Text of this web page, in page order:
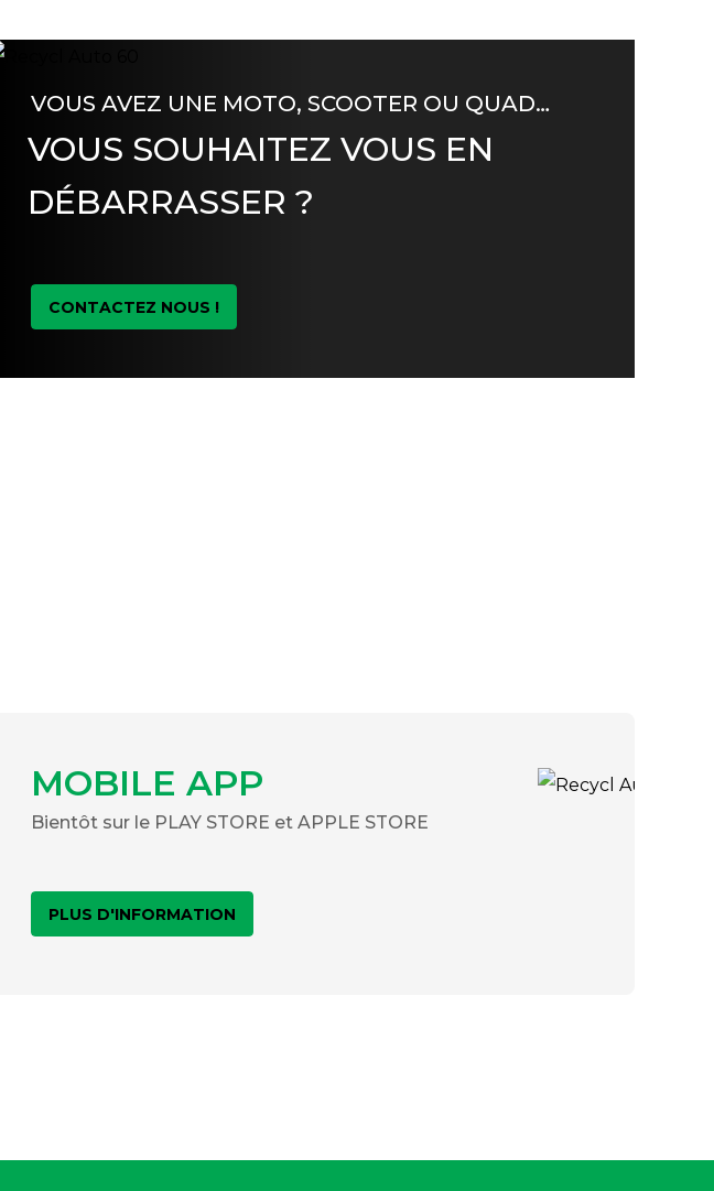
VOUS AVEZ UNE MOTO, SCOOTER OU QUAD…
VOUS SOUHAITEZ VOUS EN
DÉBARRASSER ?
CONTACTEZ NOUS !
MOBILE APP
Bientôt sur le PLAY STORE et APPLE STORE
PLUS D'INFORMATION